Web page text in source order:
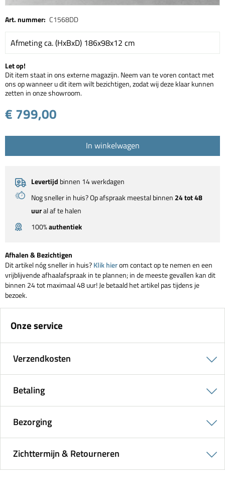
Art. nummer: C1568DD
Afmeting ca. (HxBxD) 186x98x12 cm
Let op!
Dit item staat in ons externe magazijn. Neem van te voren contact met
ons op wanneer u dit item wilt bezichtigen, zodat wij deze klaar kunnen
zetten in onze showroom.
€ 799,00
In winkelwagen
Levertijd binnen 14 werkdagen
Nog sneller in huis? Op afspraak meestal binnen 24 tot 48
uural af te halen
100%authentiek
Afhalen & Bezichtigen
Dit artikel nóg sneller in huis?Klik hierom contact op te nemen en een
vrijblijvende afhaalafspraak in te plannen; in de meeste gevallen kan dit
binnen 24 tot maximaal 48 uur! Je betaald het artikel pas tijdens je
bezoek.
Onze service
Verzendkosten
Betaling
Bezorging
Zichttermijn & Retourneren